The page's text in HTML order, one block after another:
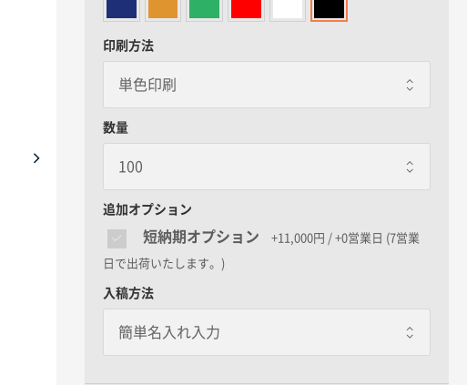
印刷方法
数量
追加オプション
短納期オプション +11,000円 / +0営業日 (7営業
日で出荷いたします。)
入稿方法